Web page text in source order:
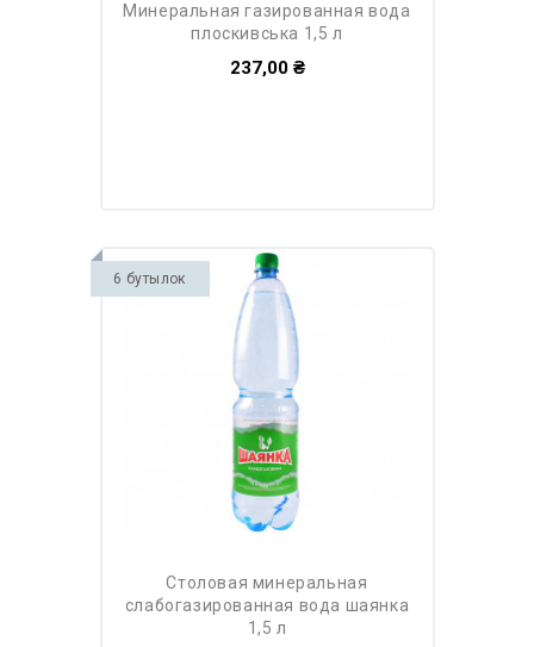
минеральная газированная вода
плоскивська 1,5 л
237,00 ₴
6 бутылок
столовая минеральная
слабогазированная вода шаянка
1,5 л